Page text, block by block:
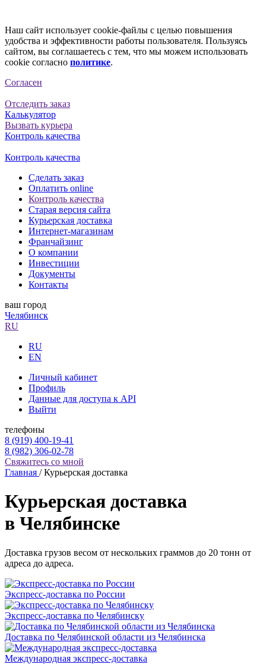
Наш сайт использует cookie-файлы с целью повышения
удобства и эффективности работы пользователя. Пользуясь
сайтом, вы соглашаетесь с тем, что мы можем использовать
cookie согласно политике.
Согласен
Отследить заказ
Калькулятор
Вызвать курьера
Контроль качества
Контроль качества
Сделать заказ
Оплатить online
Контроль качества
Старая версия сайта
Курьерская доставка
Интернет-магазинам
Франчайзинг
О компании
Инвестиции
Документы
Контакты
ваш город
Челябинск
RU
RU
EN
Личный кабинет
Профиль
Данные для доступа к API
Выйти
телефоны
8 (919) 400-19-41
8 (982) 306-02-78
Свяжитесь со мной
Главная /Курьерская доставка
Курьерская доставка
в Челябинске
Доставка грузов весом от нескольких граммов до 20 тонн от
адреса до адреса.
Экспресс-доставка по России
Экспресс-доставка по Челябинску
Доставка по Челябинской области из Челябинска
Международная экспресс-доставка